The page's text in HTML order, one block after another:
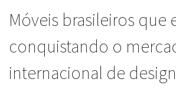
Móveis brasileiros que
conquistando o
internacional de design